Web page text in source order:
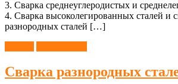
3. Сварка среднеуглеродистых и
4. Сварка высоколегированных сталей и
разнородных сталей […]
Сварка разнородных